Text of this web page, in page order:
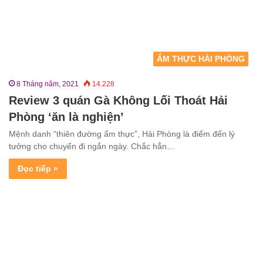
ẨM THỰC HẢI PHÒNG
8 Tháng năm, 2021 14.228
Review 3 quán Gà Không Lối Thoát Hải
Phòng ‘ăn là nghiện’
Mệnh danh “thiên đường ẩm thực”, Hải Phòng là điểm đến lý
tưởng cho chuyến đi ngắn ngày. Chắc hẳn…
Đọc tiếp »